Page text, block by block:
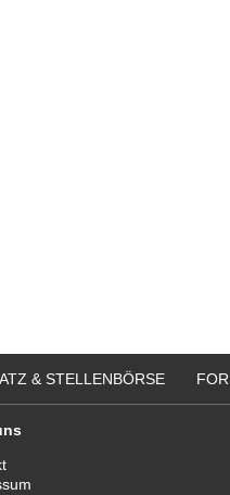
& STELLENBÖRSE